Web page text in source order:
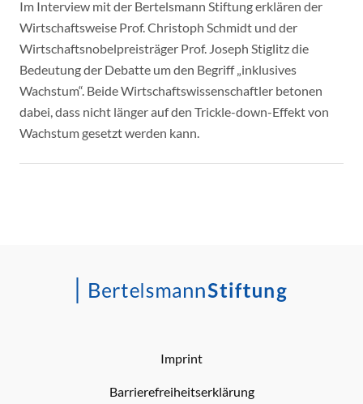
Im Interview mit der Bertelsmann Stiftung erklären der
Wirtschaftsweise Prof. Christoph Schmidt und der
Wirtschaftsnobelpreisträger Prof. Joseph Stiglitz die
Bedeutung der Debatte um den Begriff „inklusives
Wachstum“. Beide Wirtschaftswissenschaftler betonen
dabei, dass nicht länger auf den Trickle-down-Effekt von
Wachstum gesetzt werden kann.
Imprint
Barrierefreiheitserklärung